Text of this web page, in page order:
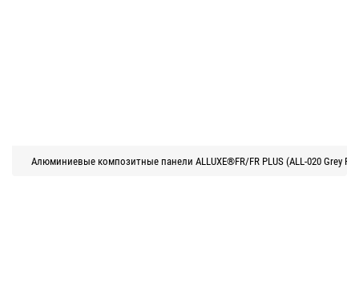
Алюминиевые композитные панели ALLUXE®FR/FR PLUS (ALL-020 Grey